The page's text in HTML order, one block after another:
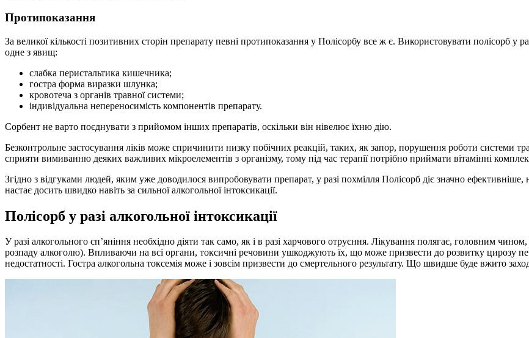
Протипоказання
За великої кількості позитивних сторін препарату певні протипоказання у Полісорбу все ж є. Використовувати полісорб у
одне з явищ:
слабка перистальтика кишечника;
гостра форма виразки шлунка;
кровотеча з органів травної системи;
індивідуальна непереносимість компонентів препарату.
Сорбент не варто поєднувати з прийомом інших препаратів, оскільки він нівелює їхню дію.
Безконтрольне застосування ліків може спричинити низку побічних реакцій, таких, як запор, порушення роботи системи
сприяти вимиванню деяких важливих мікроелементів з організму, тому під час терапії потрібно приймати вітамінні
Згідно з відгуками людей, яким уже доводилося випробовувати препарат, у разі похмілля Полісорб діє значно ефективніше,
настає досить швидко навіть за сильної алкогольної інтоксикації.
Полісорб у разі алкогольної інтоксикації
У разі алкогольного сп’яніння необхідно діяти так само, як і в разі харчового отруєння. Лікування полягає, головним
розпаду алкоголю). Впливаючи на всі органи, токсичні речовини ушкоджують їх, що може призвести до розвитку цирозу
недостатності. Гостра алкогольна токсемія може і зовсім призвести до смертельного результату. Що швидше буде вжито